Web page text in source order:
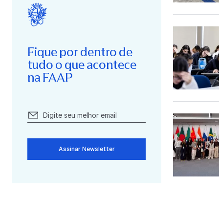
Fique por dentro de
tudo o que acontece
na FAAP
Assinar Newsletter